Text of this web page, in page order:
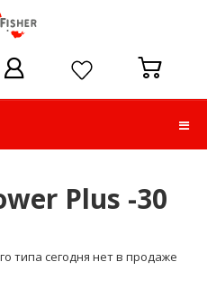
Plus -30
типа сегодня нет в продаже